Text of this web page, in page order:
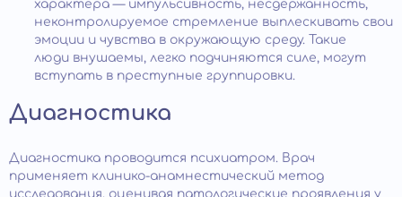
характера — импульсивность, несдержанность,
неконтролируемое стремление выплескивать свои
эмоции и чувства в окружающую среду. Такие
люди внушаемы, легко подчиняются силе, могут
вступать в преступные группировки.
Диагностика
Диагностика проводится психиатром. Врач
применяет клинико-анамнестический метод
исследования, оценивая патологические проявления у